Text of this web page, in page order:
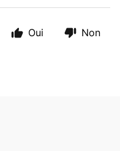
Oui Non